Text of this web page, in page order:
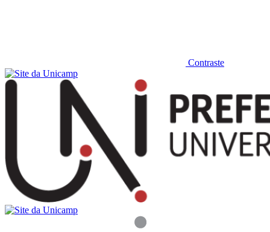
Contraste